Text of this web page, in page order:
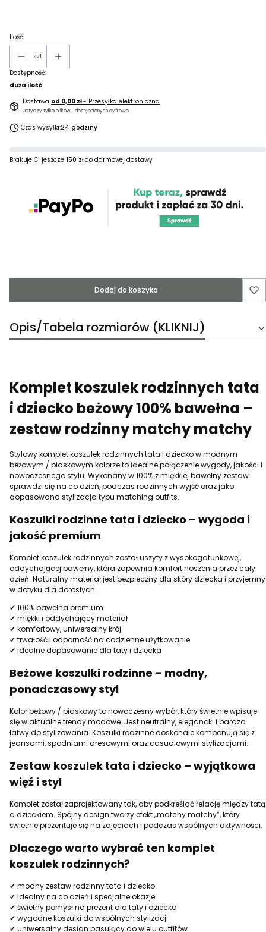
Ilość
szt.
Dostępność:
duża ilość
Dostawa od 0,00 zł- Przesyłka elektroniczna
Dotyczy tylko plików udostępnionych cyfrowo
Czas wysyłki:24 godziny
Brakuje Ci jeszcze150 złdo darmowej dostawy
Dodaj do koszyka
Opis/Tabela rozmiarów (KLIKNIJ)
Komplet koszulek rodzinnych tata
i dziecko beżowy 100% bawełna –
zestaw rodzinny matchy matchy
Stylowy komplet koszulek rodzinnych tata i dziecko w modnym
beżowym / piaskowym kolorze to idealne połączenie wygody, jakości i
nowoczesnego stylu. Wykonany w 100% z miękkiej bawełny zestaw
sprawdzi się na co dzień, podczas rodzinnych wyjść oraz jako
dopasowana stylizacja typu matching outfits.
Koszulki rodzinne tata i dziecko – wygoda i
jakość premium
Komplet koszulek rodzinnych został uszyty z wysokogatunkowej,
oddychającej bawełny, która zapewnia komfort noszenia przez cały
dzień. Naturalny materiał jest bezpieczny dla skóry dziecka i przyjemny
w dotyku dla dorosłych.
✔ 100% bawełna premium
✔ miękki i oddychający materiał
✔ komfortowy, uniwersalny krój
✔ trwałość i odporność na codzienne użytkowanie
✔ idealne dopasowanie dla taty i dziecka
Beżowe koszulki rodzinne – modny,
ponadczasowy styl
Kolor beżowy / piaskowy to nowoczesny wybór, który świetnie wpisuje
się w aktualne trendy modowe. Jest neutralny, elegancki i bardzo
łatwy do stylizowania. Koszulki rodzinne doskonale komponują się z
jeansami, spodniami dresowymi oraz casualowymi stylizacjami.
Zestaw koszulek tata i dziecko – wyjątkowa
więź i styl
Komplet został zaprojektowany tak, aby podkreślać relację między tatą
a dzieckiem. Spójny design tworzy efekt „matchy matchy”, który
świetnie prezentuje się na zdjęciach i podczas wspólnych aktywności.
Dlaczego warto wybrać ten komplet
koszulek rodzinnych?
✔ modny zestaw rodzinny tata i dziecko
✔ idealny na co dzień i specjalne okazje
✔ świetny pomysł na prezent dla taty i dziecka
✔ wygodne koszulki do wspólnych stylizacji
✔ uniwersalny design pasujący do wielu outfitów